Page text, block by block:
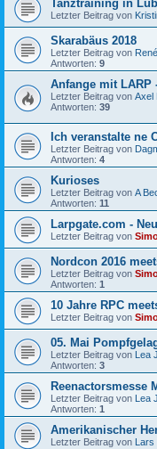
Tanztraining in
Letzter Beitrag von
Skarabäus 2018
Letzter Beitrag von
Antworten: 9
Anfange mit LARP
Letzter Beitrag von Axel
Antworten: 39
Ich veranstalte ne
Letzter Beitrag von
Antworten: 4
Kurioses
Letzter Beitrag von A
Antworten: 11
Larpgate.com -
Letzter Beitrag von
Nordcon 2016
Letzter Beitrag von
Antworten: 1
10 Jahre RPC
Letzter Beitrag von
05. Mai
Letzter Beitrag von Lea
Antworten: 3
Reenactorsmesse
Letzter Beitrag von Lea
Antworten: 1
Amerikanischer
Letzter Beitrag von Lars